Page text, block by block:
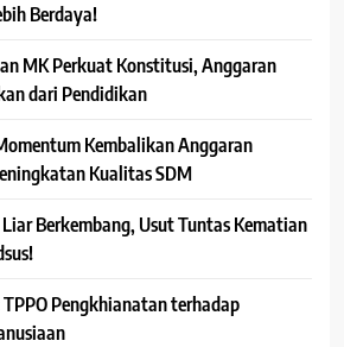
Berdaya!
MK Perkuat Konstitusi, Anggaran
dari Pendidikan
Kembalikan Anggaran
Kualitas SDM
Berkembang, Usut Tuntas Kematian
Pengkhianatan terhadap